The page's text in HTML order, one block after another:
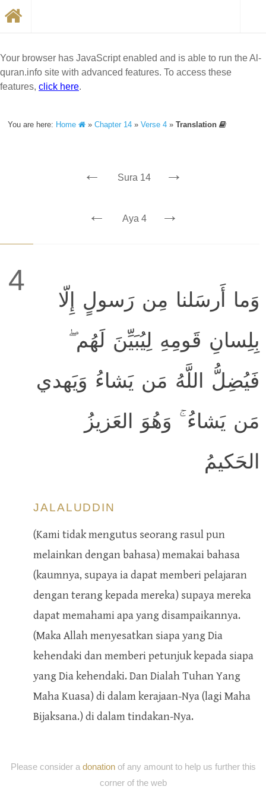
Your browser has JavaScript enabled and is able to run the Al-
quran.info site with advanced features. To access these
features, click here.
You are here: Home »Chapter 14 »Verse 4 »Translation
← Sura 14 →
← Aya 4 →
4
وَما أَرسَلنا مِن رَسولٍ إِلّا
بِلِسانِ قَومِهِ لِيُبَيِّنَ لَهُم ۖ
فَيُضِلُّ اللَّهُ مَن يَشاءُ وَيَهدي
مَن يَشاءُ ۚ وَهُوَ العَزيزُ
الحَكيمُ
JALALUDDIN
(Kami tidak mengutus seorang rasul pun
melainkan dengan bahasa) memakai bahasa
(kaumnya, supaya ia dapat memberi pelajaran
dengan terang kepada mereka) supaya mereka
dapat memahami apa yang disampaikannya.
(Maka Allah menyesatkan siapa yang Dia
kehendaki dan memberi petunjuk kepada siapa
yang Dia kehendaki. Dan Dialah Tuhan Yang
Maha Kuasa) di dalam kerajaan-Nya (lagi Maha
Bijaksana.) di dalam tindakan-Nya.
Please consider a donationof any amount to help us further this
corner of the web